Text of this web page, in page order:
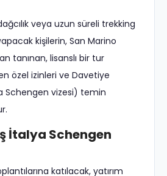
veya uzun süreli trekking
kişilerin, San Marino
tanınan, lisanslı bir tur
özel izinleri ve Davetiye
Schengen vizesi) temin
İtalya Schengen
katılacak, yatırım